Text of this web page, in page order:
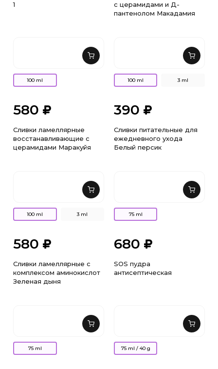
1
с церамидами и Д-
пантенолом Макадамия
100 ml
580
Сливки ламеллярные
восстанавливающие с
церамидами Маракуйя
100 ml 3 ml
390
Сливки питательные для
ежедневного ухода
Белый персик
100 ml 3 ml
580
Сливки ламеллярные с
комплексом аминокислот
Зеленая дыня
75 ml
680
SOS пудра
антисептическая
75 ml 75 ml / 40 g